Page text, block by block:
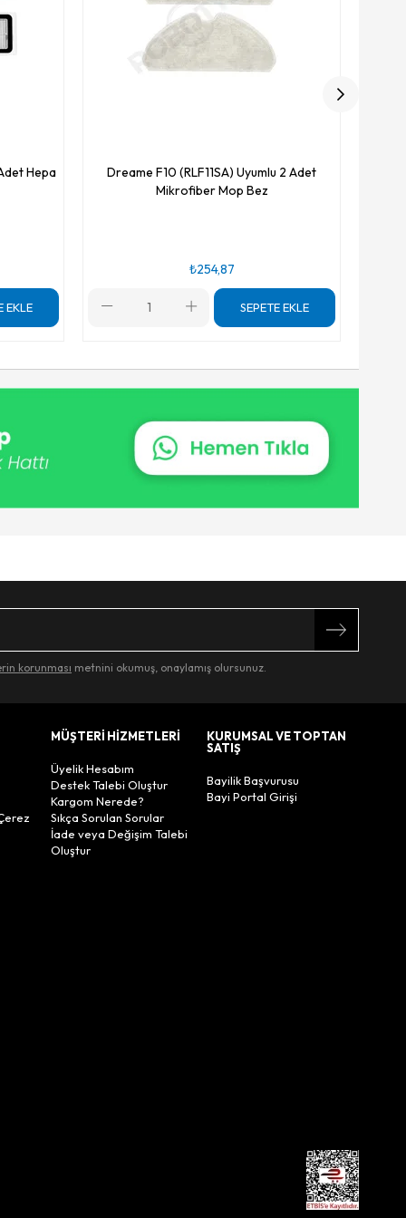
Hepa
EKLE
Dreame F10 (RLF11SA) Uyumlu 2 Adet
Mikrofiber Mop Bez
₺254,87
SEPETE EKLE
korunması metnini okumuş, onaylamış olursunuz.
MÜŞTERİ HİZMETLERİ
Üyelik Hesabım
Destek Talebi Oluştur
Kargom Nerede?
Sıkça Sorulan Sorular
İade veya Değişim Talebi
Oluştur
KURUMSAL VE TOPTAN
SATIŞ
Bayilik Başvurusu
Bayi Portal Girişi